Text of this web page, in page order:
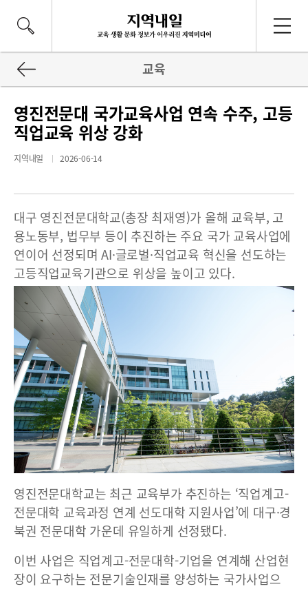
교육
영진전문대 국가교육사업 연속 수주, 고등
직업교육 위상 강화
지역내일 2026-06-14
대구 영진전문대학교(총장 최재영)가 올해 교육부, 고
용노동부, 법무부 등이 추진하는 주요 국가 교육사업에
연이어 선정되며 AI·글로벌·직업교육 혁신을 선도하는
고등직업교육기관으로 위상을 높이고 있다.
영진전문대학교는 최근 교육부가 추진하는 ‘직업계고-
전문대학 교육과정 연계 선도대학 지원사업’에 대구·경
북권 전문대학 가운데 유일하게 선정됐다.
이번 사업은 직업계고-전문대학-기업을 연계해 산업현
장이 요구하는 전문기술인재를 양성하는 국가사업으